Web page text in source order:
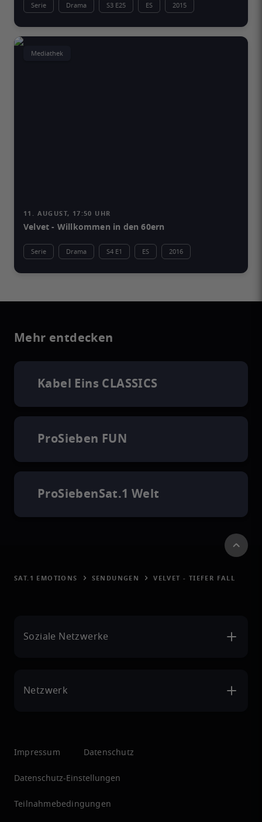
Serie Drama S3 E25 ES 2015
Mediathek
11. AUGUST, 17:50 UHR
Velvet - Willkommen in den 60ern
Serie Drama S4 E1 ES 2016
Mehr entdecken
Kabel Eins CLASSICS
ProSieben FUN
ProSiebenSat.1 Welt
SAT.1 EMOTIONS SENDUNGEN VELVET - TIEFER FALL
Soziale Netzwerke
Netzwerk
Impressum Datenschutz
Datenschutz-Einstellungen
Teilnahmebedingungen